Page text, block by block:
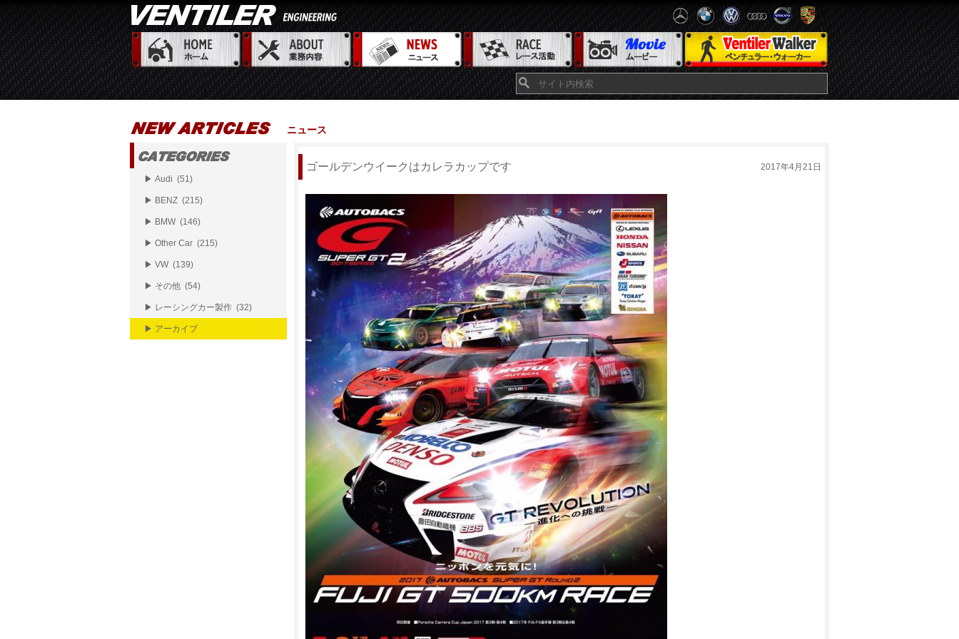
ニュース
ゴールデンウイークはカレラカップです
2017年4月21日
▶ Audi (51)
▶ BENZ (215)
▶ BMW (146)
▶ Other Car (215)
▶ VW (139)
▶ その他 (54)
▶ レーシングカー製作 (32)
▶ アーカイブ